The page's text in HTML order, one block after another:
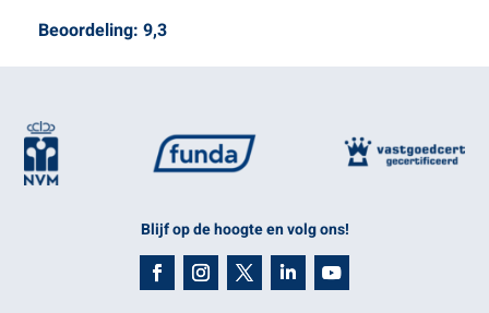
Beoordeling: 9,3
Blijf op de hoogte en volg ons!